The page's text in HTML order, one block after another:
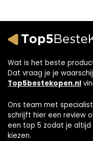
Wat is het beste
Dat vraag je je
Top5bestekopen.nl
Ons team met
schrijft hier een review
een top 5 zodat je
kiezen.